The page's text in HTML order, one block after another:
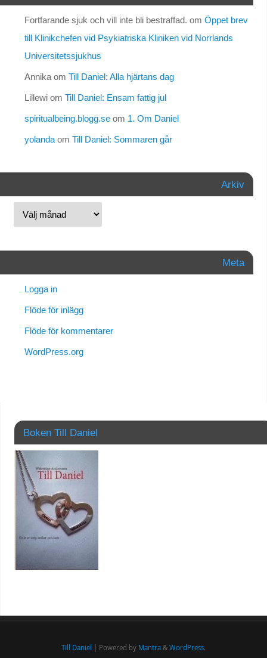
Fortfarande sjuk och vill inte bli bestraffad. om Öppet brev
till Klinikchefen vid Psykiatriska Kliniken vid Norrlands
Universitetssjukhus
Annikaom Till Daniel: Alla hjärtans dag
Lillewiom Till Daniel: Ensam fattig jul
spiritualbeing.blogg.seom 1. Om Daniel
yolandaom Till Daniel: Sommaren går
Arkiv
Meta
Logga in
Flöde för inlägg
Flöde för kommentarer
WordPress.org
Boken Till Daniel
Till Daniel | Powered by Mantra & WordPress.